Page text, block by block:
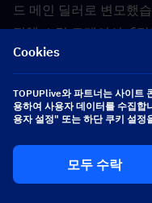
드 메인 딜러로 변모했
전체 스킬 로테이션, 6
그리고 완벽한 육성 재
보를 참고용으로 정리
공식 패치 출시 전까지
다.
여전히 Astrite가 부족
Cookies
TOPUPlive와 파트너는 사이트
용하여 사용자 데이터를 수집
용자 설정" 또는 하단 쿠키 설정
모두 수락